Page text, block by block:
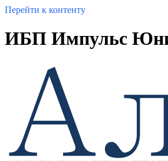
Перейти к контенту
ИБП Импульс